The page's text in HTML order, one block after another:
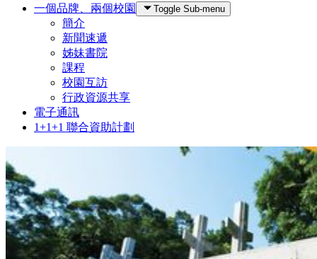
一個品牌、兩個校園
Toggle Sub-menu
簡介
新聞速遞
姊妹書院
課程
校園互訪
行政資源共享
電子通訊
1+1+1 聯合資助計劃